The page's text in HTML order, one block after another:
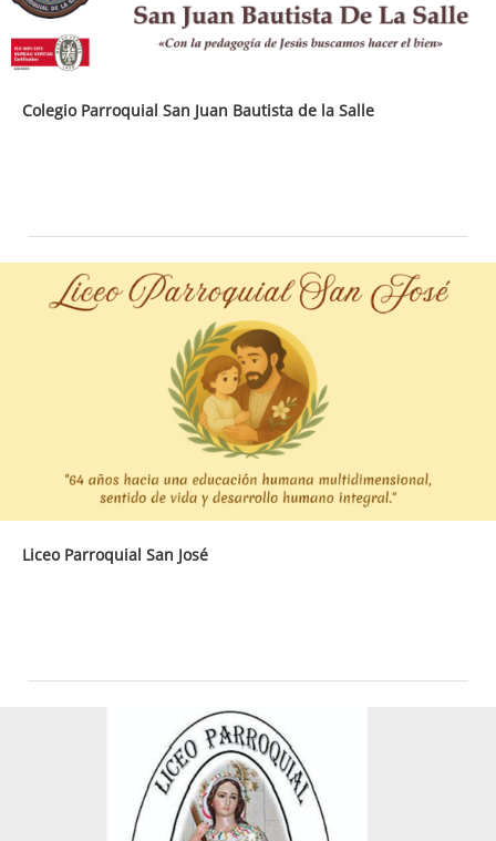
Colegio Parroquial San Juan Bautista de la Salle
Liceo Parroquial San José